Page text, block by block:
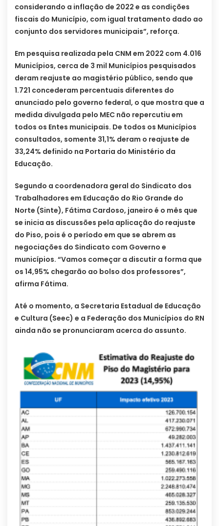
considerando a inflação de 2022 e as condições
fiscais do Município, com igual tratamento dado ao
conjunto dos servidores municipais”, reforça.
Em pesquisa realizada pela CNM em 2022 com 4.016
Municípios, cerca de 3 mil Municípios pesquisados
deram reajuste ao magistério público, sendo que
1.721 concederam percentuais diferentes do
anunciado pelo governo federal, o que mostra que a
medida divulgada pelo MEC não repercutiu em
todos os Entes municipais. De todos os Municípios
consultados, somente 31,1% deram o reajuste de
33,24% definido na Portaria do Ministério da
Educação.
Segundo a coordenadora geral do Sindicato dos
Trabalhadores em Educação do Rio Grande do
Norte (Sinte), Fátima Cardoso, janeiro é o mês que
se inicia as discussões pela aplicação do reajuste
do Piso, pois é o período em que se abrem as
negociações do Sindicato com Governo e
municípios. “Vamos começar a discutir a forma que
os 14,95% chegarão ao bolso dos professores”,
afirma Fátima.
Até o momento, a Secretaria Estadual de Educação
e Cultura (Seec) e a Federação dos Municípios do RN
ainda não se pronunciaram acerca do assunto.